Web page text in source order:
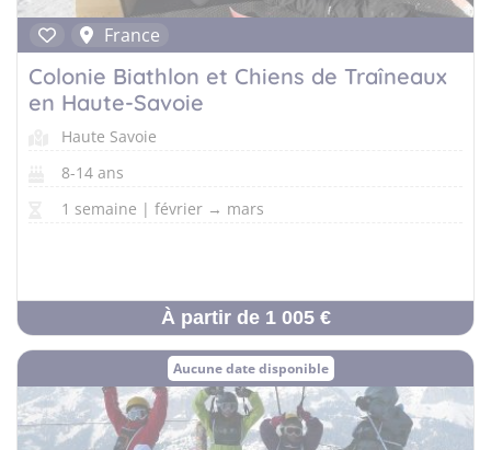
France
Colonie Biathlon et Chiens de Traîneaux
en Haute-Savoie
Haute Savoie
8-14 ans
1 semaine | février → mars
À partir de 1 005 €
Aucune date disponible